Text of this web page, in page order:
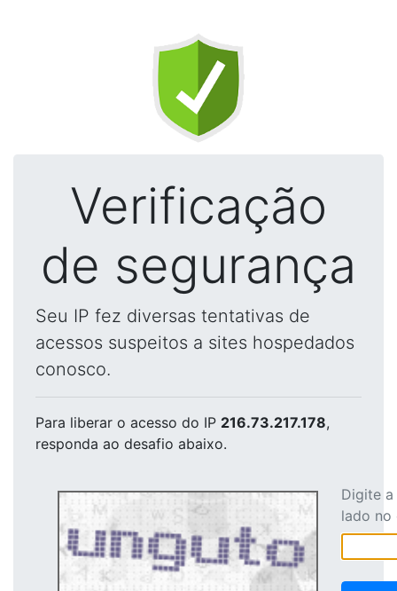
Verificação
de segurança
Seu IP fez diversas tentativas de
acessos suspeitos a sites hospedados
conosco.
Para liberar o acesso do IP 216.73.217.178,
responda ao desafio abaixo.
Digite
lado no